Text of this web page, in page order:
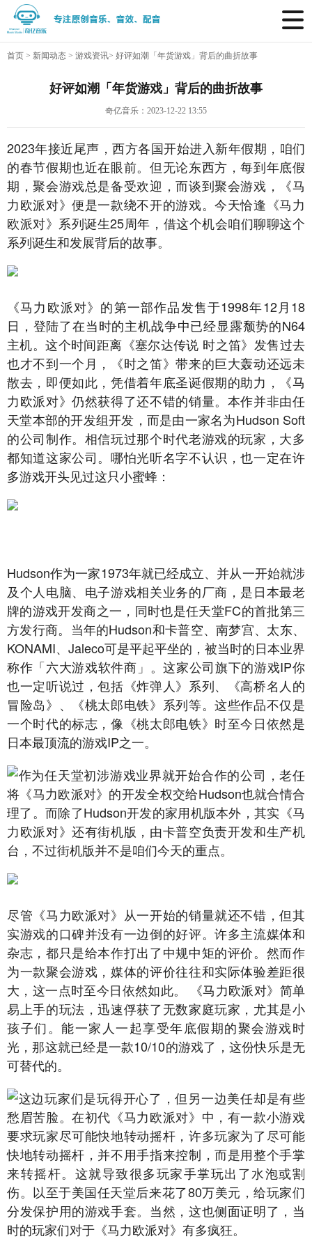
首页 > 新闻动态 > 游戏资讯> 好评如潮「年货游戏」背后的曲折故事
好评如潮「年货游戏」背后的曲折故事
奇亿音乐：2023-12-22 13:55
2023年接近尾声，西方各国开始进入新年假期，咱们
的春节假期也近在眼前。但无论东西方，每到年底假
期，聚会游戏总是备受欢迎，而谈到聚会游戏，《马
力欧派对》便是一款绕不开的游戏。今天恰逢《马力
欧派对》系列诞生25周年，借这个机会咱们聊聊这个
系列诞生和发展背后的故事。
《马力欧派对》的第一部作品发售于1998年12月18
日，登陆了在当时的主机战争中已经显露颓势的N64
主机。这个时间距离《塞尔达传说 时之笛》发售过去
也才不到一个月，《时之笛》带来的巨大轰动还远未
散去，即便如此，凭借着年底圣诞假期的助力，《马
力欧派对》仍然获得了还不错的销量。本作并非由任
天堂本部的开发组开发，而是由一家名为Hudson Soft
的公司制作。相信玩过那个时代老游戏的玩家，大多
都知道这家公司。哪怕光听名字不认识，也一定在许
多游戏开头见过这只小蜜蜂：
Hudson作为一家1973年就已经成立、并从一开始就涉
及个人电脑、电子游戏相关业务的厂商，是日本最老
牌的游戏开发商之一，同时也是任天堂FC的首批第三
方发行商。当年的Hudson和卡普空、南梦宫、太东、
KONAMI、Jaleco可是平起平坐的，被当时的日本业界
称作「六大游戏软件商」。这家公司旗下的游戏IP你
也一定听说过，包括《炸弹人》系列、《高桥名人的
冒险岛》、《桃太郎电铁》系列等。这些作品不仅是
一个时代的标志，像《桃太郎电铁》时至今日依然是
日本最顶流的游戏IP之一。
作为任天堂初涉游戏业界就开始合作的公司，老任
将《马力欧派对》的开发全权交给Hudson也就合情合
理了。而除了Hudson开发的家用机版本外，其实《马
力欧派对》还有街机版，由卡普空负责开发和生产机
台，不过街机版并不是咱们今天的重点。
尽管《马力欧派对》从一开始的销量就还不错，但其
实游戏的口碑并没有一边倒的好评。许多主流媒体和
杂志，都只是给本作打出了中规中矩的评价。然而作
为一款聚会游戏，媒体的评价往往和实际体验差距很
大，这一点时至今日依然如此。 《马力欧派对》简单
易上手的玩法，迅速俘获了无数家庭玩家，尤其是小
孩子们。能一家人一起享受年底假期的聚会游戏时
光，那这就已经是一款10/10的游戏了，这份快乐是无
可替代的。
这边玩家们是玩得开心了，但另一边美任却是有些
愁眉苦脸。在初代《马力欧派对》中，有一款小游戏
要求玩家尽可能快地转动摇杆，许多玩家为了尽可能
快地转动摇杆，并不用手指来控制，而是用整个手掌
来转摇杆。这就导致很多玩家手掌玩出了水泡或割
伤。以至于美国任天堂后来花了80万美元，给玩家们
分发保护用的游戏手套。当然，这也侧面证明了，当
时的玩家们对于《马力欧派对》有多疯狂。